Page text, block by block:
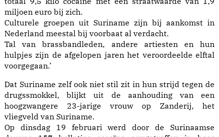
miljoen euro bij zich.
Culturele groepen uit Suriname zijn bij aankomst in
Nederland meestal bij voorbaat al verdacht.
Tal van brassbandleden, andere artiesten en hun
hulpjes zijn de afgelopen jaren het veroordeelde elftal
voorgegaan.’
Dat Suriname zelf ook niet stil zit in hun strijd tegen de
drugssmokkel, blijkt uit de aanhouding van een
hoogzwangere 23-jarige vrouw op Zanderij, het
vliegveld van Suriname.
Op dinsdag 19 februari werd door de Surinaamse